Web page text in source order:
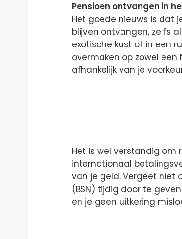
Pensioen ontvangen in
Het goede nieuws is dat
blijven ontvangen, zelfs
exotische kust of in een
overmaken op zowel een
afhankelijk van je
Het is wel verstandig om
internationaal
van je geld. Vergeet niet
(BSN) tijdig door te
en je geen uitkering